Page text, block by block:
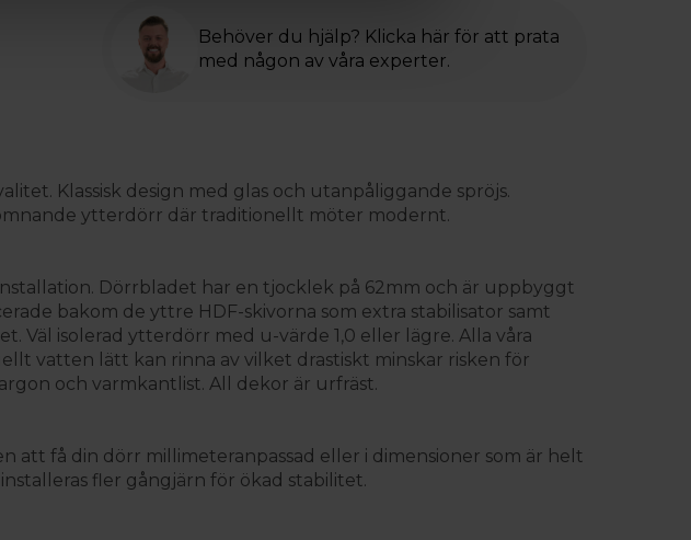
Behöver du hjälp? Klicka här för att prata
med någon av våra experter.
Klassisk design med glas och utanpåliggande spröjs.
ytterdörr där traditionellt möter modernt.
Dörrbladet har en tjocklek på 62mm och är uppbyggt
bakom de yttre HDF-skivorna som extra stabilisator samt
Väl isolerad ytterdörr med u-värde 1,0 eller lägre. Alla våra
vatten lätt kan rinna av vilket drastiskt minskar risken för
och varmkantlist. All dekor är urfräst.
få din dörr millimeteranpassad eller i dimensioner som är helt
fler gångjärn för ökad stabilitet.